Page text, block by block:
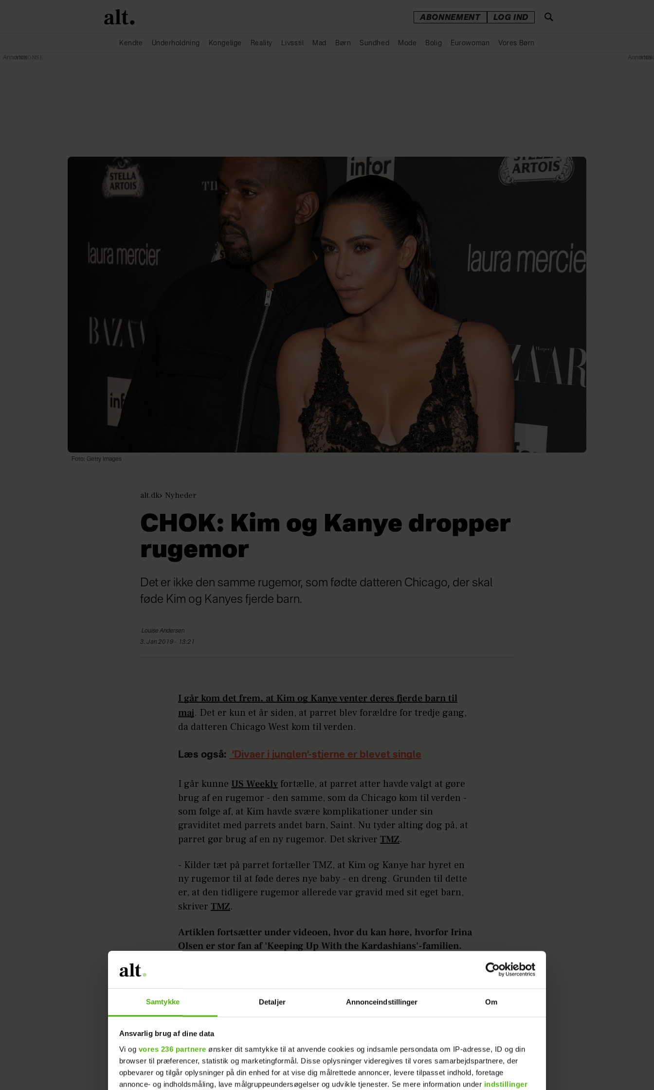
Samtykke Detaljer Annonceindstillinger Om
Ansvarlig brug af dine data
Vi og vores 236 partnere ønsker dit samtykke til at anvende cookies og indsamle persondata om IP-adresse, ID og din
browser til præferencer, statistik og marketingformål. Disse oplysninger videregives til vores samarbejdspartnere, der
opbevarer og tilgår oplysninger på din enhed for at vise dig målrettede annoncer, levere tilpasset indhold, foretage
annonce- og indholdsmåling, lave målgruppeundersøgelser og udvikle tjenester. Se mere information under indstillinger
ABONNEMENT LOG IND
Kendte Underholdning Kongelige Reality Livsstil Mad Børn Sundhed Mode Bolig Eurowoman Vores Børn
Foto: Getty Images
alt.dk Nyheder
CHOK: Kim og Kanye dropper
rugemor
Det er ikke den samme rugemor, som fødte datteren Chicago, der skal
føde Kim og Kanyes fjerde barn.
Louise Andersen
3. Jan 2019 - 13:21
I går kom det frem, at Kim og Kanye venter deres fjerde barn til
maj. Det er kun et år siden, at parret blev forældre for tredje gang,
da datteren Chicago West kom til verden.
Læs også: ‘Divaer i junglen’-stjerne er blevet single
I går kunne US Weekly fortælle, at parret atter havde valgt at gøre
brug af en rugemor - den samme, som da Chicago kom til verden -
som følge af, at Kim havde svære komplikationer under sin
graviditet med parrets andet barn, Saint. Nu tyder alting dog på, at
parret gør brug af en ny rugemor. Det skriver TMZ.
- Kilder tæt på parret fortæller TMZ, at Kim og Kanye har hyret en
ny rugemor til at føde deres nye baby - en dreng. Grunden til dette
er, at den tidligere rugemor allerede var gravid med sit eget barn,
skriver TMZ.
Artiklen fortsætter under videoen, hvor du kan høre, hvorfor Irina
Olsen er stor fan af 'Keeping Up With the Kardashians'-familien.
Der er endnu intet, der peger i retning af, hvem Kim og Kanyes nye
minder om den seneste, og at parret vil være akkurat ligeså
involverede i processen som ved den seneste rugemors graviditet.
Og dermed kan North, Saint og Chicago se frem til at byde en
Annonce Annonce